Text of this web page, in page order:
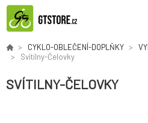
CYKLO-OBLEČENÍ-DOPLŇKY
Svítilny-Čelovky
SVÍTILNY-ČELOVKY